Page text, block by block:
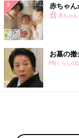
赤ちゃん
赤ちゃん
お墓の
PR(くらしの